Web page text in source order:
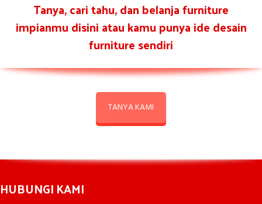
Tanya, cari tahu, dan belanja furniture
impianmu disini atau kamu punya ide desain
furniture sendiri
TANYA KAMI
HUBUNGI KAMI